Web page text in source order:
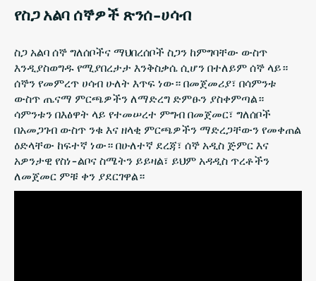
የስጋ አልባ ሰኞዎች ጽንሰ-ሀሳብ
ስጋ አልባ ሰኞ ግለሰቦችና ማህበረሰቦች ስጋን ከምግባቸው ውስጥ
እንዲያስወግዱ የሚያበረታታ እንቅስቃሴ ሲሆን በተለይም ሰኞ ላይ።
ሰኞን የመምረጥ ሀሳብ ሁለት እጥፍ ነው። በመጀመሪያ፣ በሳምንቱ
ውስጥ ጤናማ ምርጫዎችን ለማድረግ ድምፁን ያስቀምጣል።
ሳምንቱን በእፅዋት ላይ የተመሠረተ ምግብ በመጀመር፣ ግለሰቦች
በአመጋገብ ውስጥ ንቁ እና ዘላቂ ምርጫዎችን ማድረጋቸውን የመቀጠል
ዕድላቸው ከፍተኛ ነው። በሁለተኛ ደረጃ፣ ሰኞ አዲስ ጅምር እና
አዎንታዊ የስነ-ልቦና ስሜትን ይይዛል፣ ይህም አዳዲስ ጥረቶችን
ለመጀመር ምቹ ቀን ያደርገዋል።